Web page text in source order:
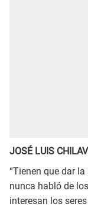
JOSÉ LUIS
“Tienen que dar
nunca habló de
interesan los